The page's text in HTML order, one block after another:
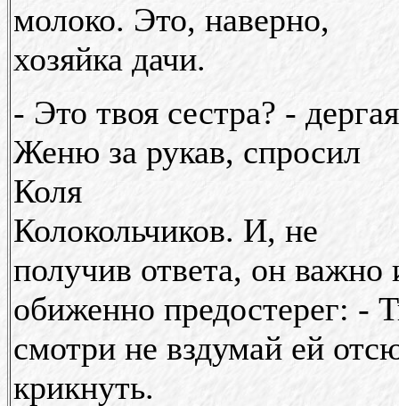
молоко. Это, наверно,
хозяйка дачи.
- Это твоя сестра? - дергая
Женю за рукав, спросил
Коля
Колокольчиков. И, не
получив ответа, он важно
обиженно предостерег: -
смотри не вздумай ей
крикнуть.